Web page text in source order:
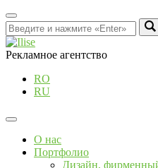
Рекламное агентство
RO
RU
О нас
Портфолио
Дизайн,